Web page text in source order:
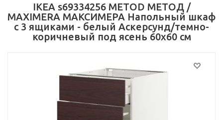
IKEA s69334256 METOD МЕТОД /
MAXIMERA МАКСИМЕРА Напольный шкаф
с 3 ящиками - белый Аскерсунд/темно-
коричневый под ясень 60x60 см